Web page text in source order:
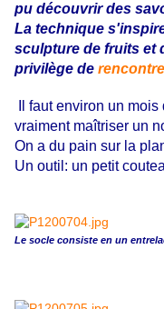
pu découvrir des
La technique
sculpture de fruits et
privilège de
Il faut environ un
vraiment maîtriser un
On a du pain sur la
Un outil: un petit
Le socle consiste en un